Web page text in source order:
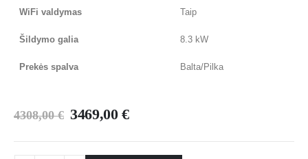
WiFi valdymas Taip
Šildymo galia 8.3 kW
Prekės spalva Balta/Pilka
4308,00€ 3469,00 €